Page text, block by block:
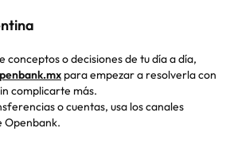
conceptos o decisiones de tu día a día,
para empezar a resolverla con
complicarte más.
o cuentas, usa los canales
Openbank.